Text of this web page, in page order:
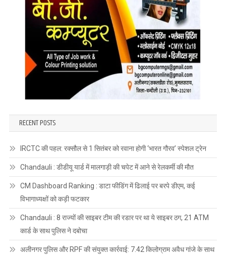
RECENT POSTS
IRCTC की पहल: रक्सौल से 1 सितंबर को रवाना होगी ‘भारत गौरव’ स्पेशल ट्रेन
Chandauli : डीडीयू यार्ड में मालगाड़ी की चपेट में आने से रेलकर्मी की मौत
CM Dashboard Ranking : डाटा फीडिंग में ढिलाई पर बरपे डीएम, कई
विभागाध्यक्षों को कड़ी फटकार
Chandauli : 8 राज्यों की साइबर टीम की रडार पर था ये साइबर ठग, 21 ATM
कार्ड के साथ पुलिस ने दबोचा
अलीनगर पुलिस और RPF की संयुक्त कार्रवाई: 7.42 किलोग्राम अवैध गांजे के साथ